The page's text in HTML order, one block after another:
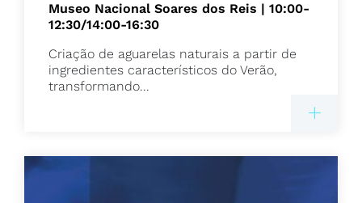
Museo Nacional Soares dos Reis | 10:00-
12:30/14:00-16:30
Criação de aguarelas naturais a partir de
ingredientes característicos do Verão,
transformando...